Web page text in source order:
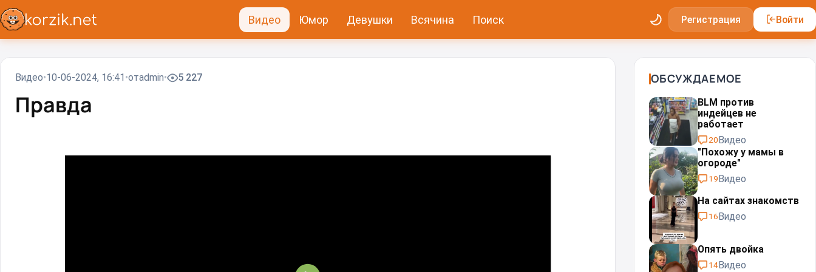
Видео Юмор Девушки Всячина Поиск Регистрация Войти
Видео 10-06-2024, 16:41 отadmin 5 227
Правда⁠⁠
ОБСУЖДАЕМОЕ
BLM против
индейцев не
работает
20Видео
"Похожу у мамы в
огороде"
19Видео
На сайтах знакомств
16Видео
Опять двойка
14Видео